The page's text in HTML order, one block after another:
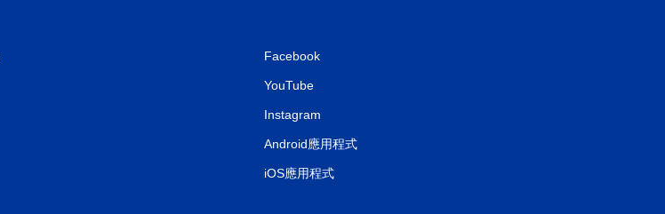
Facebook
YouTube
Instagram
Android應用程式
iOS應用程式